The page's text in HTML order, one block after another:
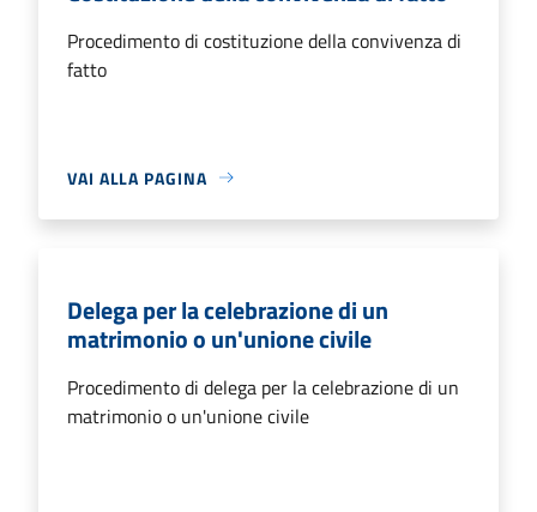
Procedimento di costituzione della convivenza di
fatto
VAI ALLA PAGINA
Delega per la celebrazione di un
matrimonio o un'unione civile
Procedimento di delega per la celebrazione di un
matrimonio o un'unione civile